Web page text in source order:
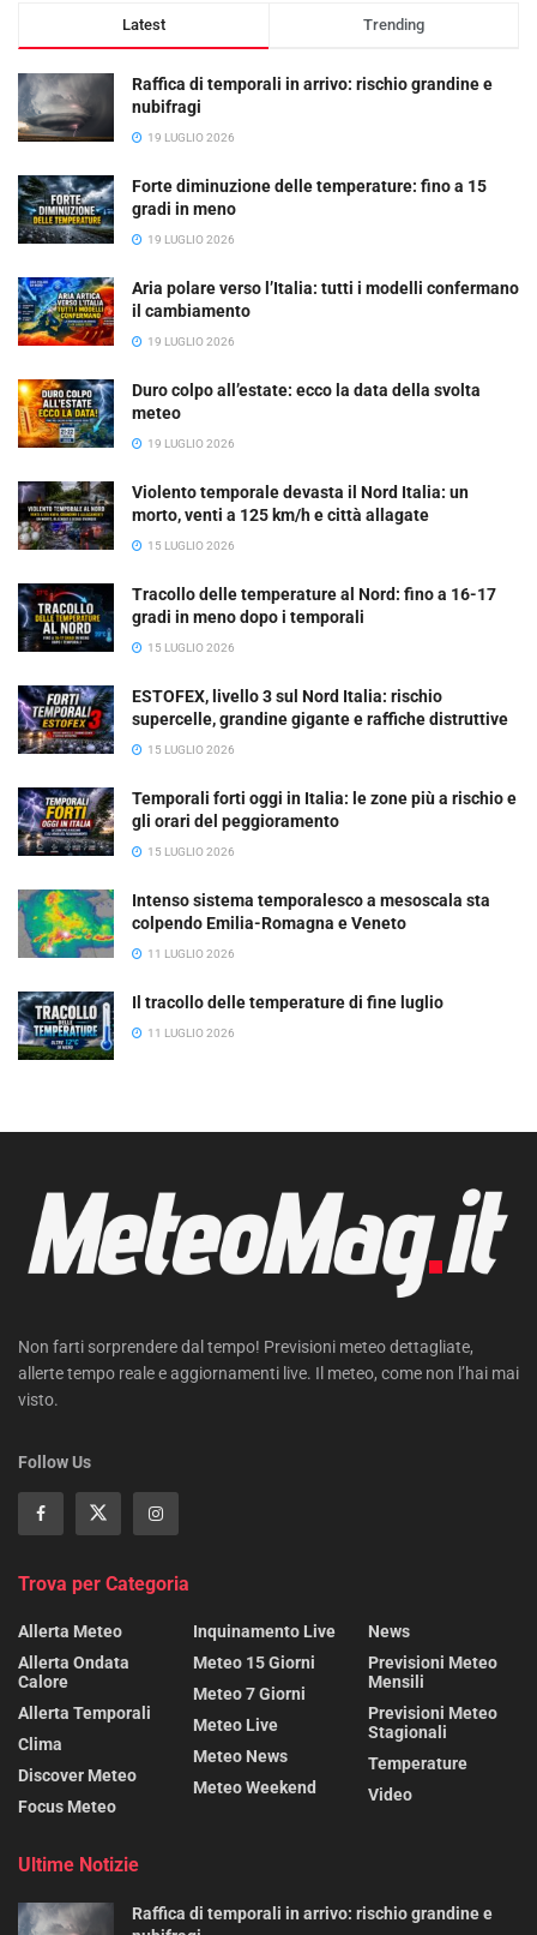
Latest Trending
Raffica di temporali in arrivo: rischio grandine e
nubifragi
19 LUGLIO 2026
Forte diminuzione delle temperature: fino a 15
gradi in meno
19 LUGLIO 2026
Aria polare verso l’Italia: tutti i modelli confermano
il cambiamento
19 LUGLIO 2026
Duro colpo all’estate: ecco la data della svolta
meteo
19 LUGLIO 2026
Violento temporale devasta il Nord Italia: un
morto, venti a 125 km/h e città allagate
15 LUGLIO 2026
Tracollo delle temperature al Nord: fino a 16-17
gradi in meno dopo i temporali
15 LUGLIO 2026
ESTOFEX, livello 3 sul Nord Italia: rischio
supercelle, grandine gigante e raffiche distruttive
15 LUGLIO 2026
Temporali forti oggi in Italia: le zone più a rischio e
gli orari del peggioramento
15 LUGLIO 2026
Intenso sistema temporalesco a mesoscala sta
colpendo Emilia-Romagna e Veneto
11 LUGLIO 2026
Il tracollo delle temperature di fine luglio
11 LUGLIO 2026
Non farti sorprendere dal tempo! Previsioni meteo dettagliate,
allerte tempo reale e aggiornamenti live. Il meteo, come non l’hai mai
visto.
Follow Us
Trova per Categoria
Allerta Meteo
Allerta Ondata
Calore
Allerta Temporali
Clima
Discover Meteo
Focus Meteo
Inquinamento Live
Meteo 15 Giorni
Meteo 7 Giorni
Meteo Live
Meteo News
Meteo Weekend
News
Previsioni Meteo
Mensili
Previsioni Meteo
Stagionali
Temperature
Video
Ultime Notizie
Raffica di temporali in arrivo: rischio grandine e